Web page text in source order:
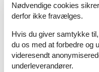
Sommerhuset ligger i et
omgivet af skov, hede og
vandre- og cykelture eller
Vesterhavets brede
og byder på høje klitter,
gåture, badeture eller
Nødvendige cookies
derfor ikke fravælges.
Hvis du giver samtykke
du os med at forbedre og
videresendt
underleverandører.